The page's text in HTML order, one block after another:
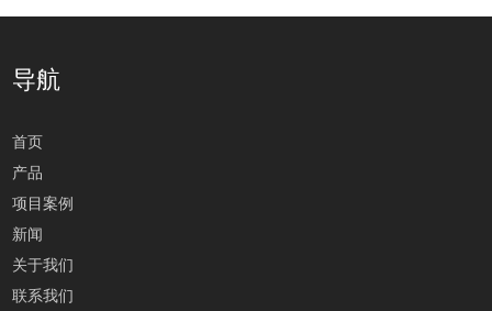
导航
首页
产品
项目案例
新闻
关于我们
联系我们